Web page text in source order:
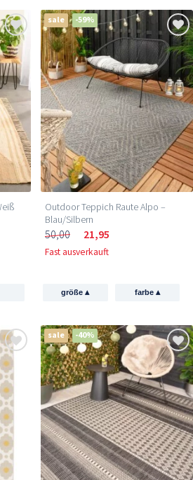
sale -59%
Outdoor Teppich Raute Alpo –
Blau/Silbern
50,00 21,95
Fast ausverkauft
größe▴ farbe ▴
sale -40%